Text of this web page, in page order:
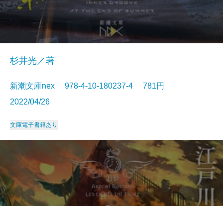
杉井光／著
新潮文庫nex 978-4-10-180237-4 781円
2022/04/26
文庫電子書籍あり